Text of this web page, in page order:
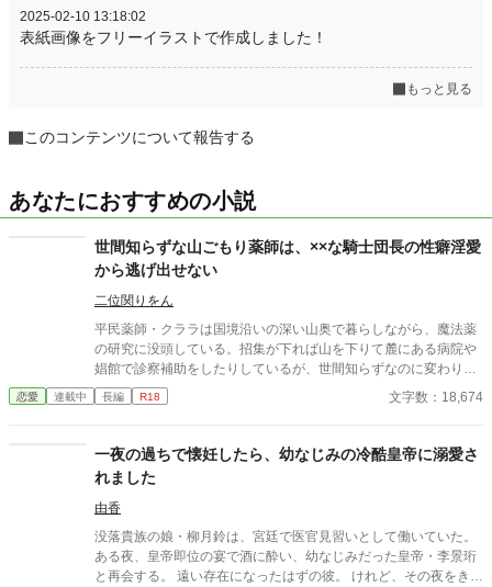
2025-02-10 13:18:02
表紙画像をフリーイラストで作成しました！
もっと見る
このコンテンツについて報告する
あなたにおすすめの小説
世間知らずな山ごもり薬師は、××な騎士団長の性癖淫愛
から逃げ出せない
二位関りをん
平民薬師・クララは国境沿いの深い山奥で暮らしながら、魔法薬
の研究に没頭している。招集が下れば山を下りて麓にある病院や
娼館で診察補助をしたりしているが、世間知らずなのに変わりは
ない。 ある日、山の中で倒れている男性を発見。彼はなんと騎士
団長・レイルドで女嫌いの噂を持つ人物だった。 当然女嫌いの噂
が、レイルドには隠している秘密……性癖があった。 ――君の××
××、触らせてもらえないだろうか？
恋愛 連載中 長編 R18 文字数：18,674
一夜の過ちで懐妊したら、幼なじみの冷酷皇帝に溺愛さ
れました
由香
没落貴族の娘・柳月鈴は、宮廷で医官見習いとして働いていた。
ある夜、皇帝即位の宴で酒に酔い、幼なじみだった皇帝・李景珩
と再会する。 遠い存在になったはずの彼。 けれど、その夜をきっ